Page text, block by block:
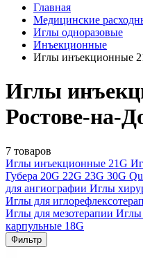
Главная
Медицинские
Иглы одноразовые
Инъекционные
Иглы инъекционные
Иглы
Ростове-на-
7 товаров
Иглы инъекционные 21G
Губера 20G 22G 23G 30G
для ангиографии Иглы
Иглы для
Иглы для мезотерапии Иглы
карпульные 18G
Фильтр